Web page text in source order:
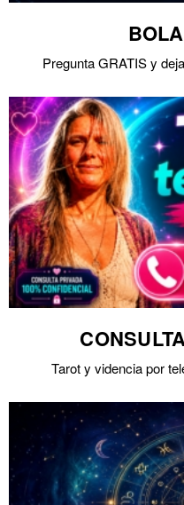
Pregunta GRATIS y
Tarot y videncia por